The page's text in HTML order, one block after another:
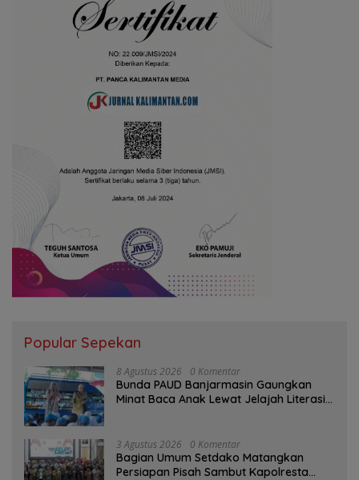
Popular Sepekan
8 Agustus 2026 0 Komentar
Bunda PAUD Banjarmasin Gaungkan
Minat Baca Anak Lewat Jelajah Literasi
3 Agustus 2026 0 Komentar
Bagian Umum Setdako Matangkan
Persiapan Pisah Sambut Kapolresta